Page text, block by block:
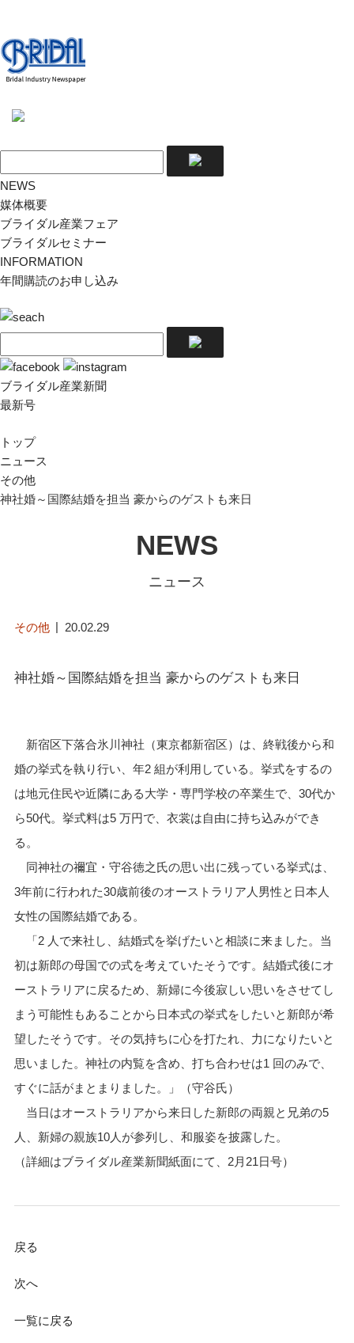
NEWS
媒体概要
ブライダル産業フェア
ブライダルセミナー
INFORMATION
年間購読のお申し込み
ブライダル産業新聞
最新号
トップ
ニュース
その他
神社婚～国際結婚を担当 豪からのゲストも来日
NEWS
ニュース
その他 20.02.29
神社婚～国際結婚を担当 豪からのゲストも来日
新宿区下落合氷川神社（東京都新宿区）は、終戦後から和
婚の挙式を執り行い、年2 組が利用している。挙式をするの
は地元住民や近隣にある大学・専門学校の卒業生で、30代か
ら50代。挙式料は5 万円で、衣裳は自由に持ち込みができ
る。
同神社の禰宜・守谷徳之氏の思い出に残っている挙式は、
3年前に行われた30歳前後のオーストラリア人男性と日本人
女性の国際結婚である。
「2 人で来社し、結婚式を挙げたいと相談に来ました。当
初は新郎の母国での式を考えていたそうです。結婚式後にオ
ーストラリアに戻るため、新婦に今後寂しい思いをさせてし
まう可能性もあることから日本式の挙式をしたいと新郎が希
望したそうです。その気持ちに心を打たれ、力になりたいと
思いました。神社の内覧を含め、打ち合わせは1 回のみで、
すぐに話がまとまりました。」（守谷氏）
当日はオーストラリアから来日した新郎の両親と兄弟の5
人、新婦の親族10人が参列し、和服姿を披露した。
（詳細はブライダル産業新聞紙面にて、2月21日号）
戻る
次へ
一覧に戻る